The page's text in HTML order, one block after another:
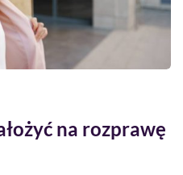
na rozprawę